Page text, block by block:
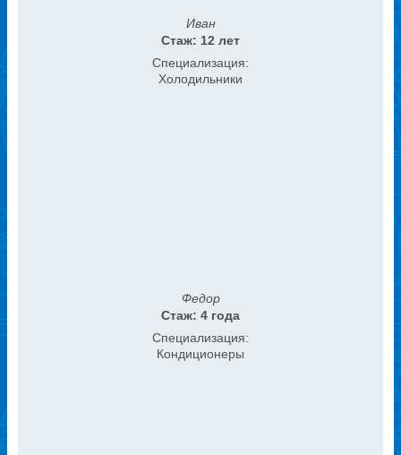
Иван
Стаж: 12 лет
Специализация:
Холодильники
Федор
Стаж: 4 года
Специализация:
Кондиционеры